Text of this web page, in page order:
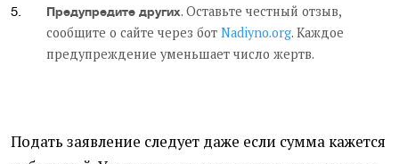
Предупредите других. Оставьте честный отзыв,
сообщите о сайте через бот Nadiyno.org. Каждое
предупреждение уменьшает число жертв.
Подать заявление следует даже если сумма кажется